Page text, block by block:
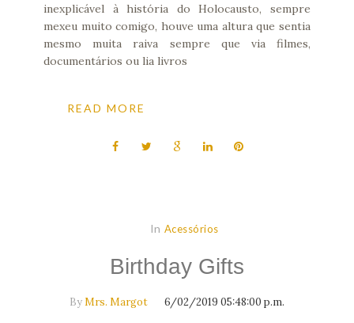
inexplicável à história do Holocausto, sempre
mexeu muito comigo, houve uma altura que sentia
mesmo muita raiva sempre que via filmes,
documentários ou lia livros
READ MORE
In Acessórios
Birthday Gifts
ByMrs. Margot 6/02/2019 05:48:00 p.m.